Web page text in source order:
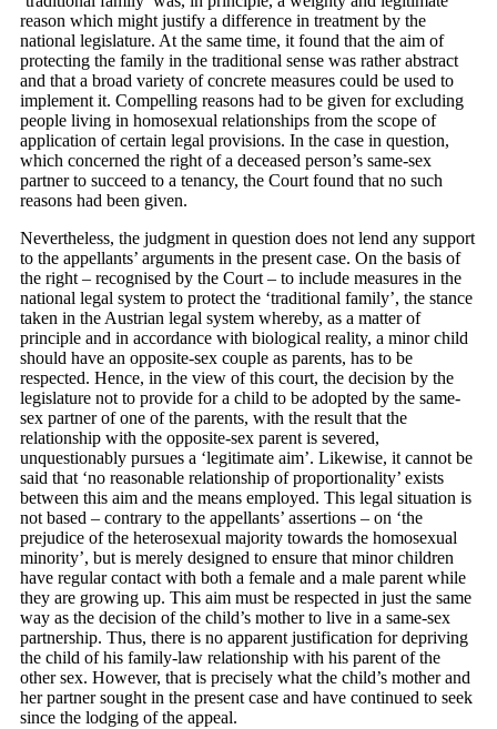
reason which might justify a difference in treatment by the
national legislature. At the same time, it found that the aim of
protecting the family in the traditional sense was rather abstract
and that a broad variety of concrete measures could be used to
implement it. Compelling reasons had to be given for excluding
people living in homosexual relationships from the scope of
application of certain legal provisions. In the case in question,
which concerned the right of a deceased person’s same-sex
partner to succeed to a tenancy, the Court found that no such
reasons had been given.
Nevertheless, the judgment in question does not lend any support
to the appellants’ arguments in the present case. On the basis of
the right – recognised by the Court – to include measures in the
national legal system to protect the ‘traditional family’, the stance
taken in the Austrian legal system whereby, as a matter of
principle and in accordance with biological reality, a minor child
should have an opposite-sex couple as parents, has to be
respected. Hence, in the view of this court, the decision by the
legislature not to provide for a child to be adopted by the same-
sex partner of one of the parents, with the result that the
relationship with the opposite-sex parent is severed,
unquestionably pursues a ‘legitimate aim’. Likewise, it cannot be
said that ‘no reasonable relationship of proportionality’ exists
between this aim and the means employed. This legal situation is
not based – contrary to the appellants’ assertions – on ‘the
prejudice of the heterosexual majority towards the homosexual
minority’, but is merely designed to ensure that minor children
have regular contact with both a female and a male parent while
they are growing up. This aim must be respected in just the same
way as the decision of the child’s mother to live in a same-sex
partnership. Thus, there is no apparent justification for depriving
the child of his family-law relationship with his parent of the
other sex. However, that is precisely what the child’s mother and
her partner sought in the present case and have continued to seek
since the lodging of the appeal.